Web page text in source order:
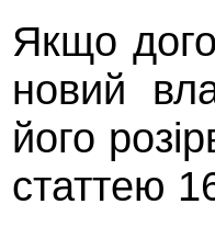
Якщо
новий
його
статтею